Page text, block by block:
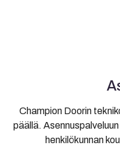
Champion Doorin
päällä.
henkilökunnan